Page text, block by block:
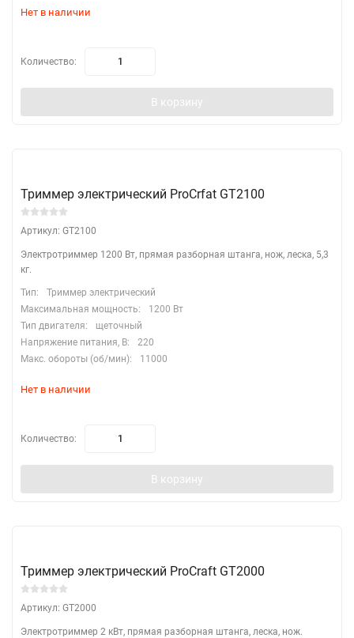
Нет в наличии
Количество:
В корзину
Триммер электрический ProCrfat GT2100
Артикул: GT2100
Электротриммер 1200 Вт, прямая разборная штанга, нож, леска, 5,3
кг.
Тип:
Триммер электрический
Максимальная мощность:
1200 Вт
Тип двигателя:
щеточный
Напряжение питания, В:
220
Макс. обороты (об/мин):
11000
Нет в наличии
Количество:
В корзину
Триммер электрический ProCraft GT2000
Артикул: GT2000
Электротриммер 2 кВт, прямая разборная штанга, леска, нож.